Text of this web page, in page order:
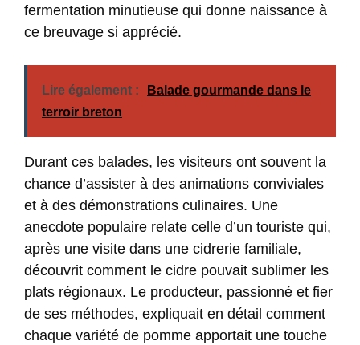
fermentation minutieuse qui donne naissance à
ce breuvage si apprécié.
Lire également :
Balade gourmande dans le
terroir breton
Durant ces balades, les visiteurs ont souvent la
chance d’assister à des animations conviviales
et à des démonstrations culinaires. Une
anecdote populaire relate celle d’un touriste qui,
après une visite dans une cidrerie familiale,
découvrit comment le cidre pouvait sublimer les
plats régionaux. Le producteur, passionné et fier
de ses méthodes, expliquait en détail comment
chaque variété de pomme apportait une touche